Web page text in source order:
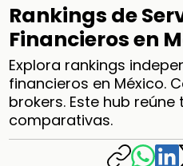
Rankings de
Financieros en
Explora rankings
financieros en México.
brokers. Este hub reúne
comparativas.